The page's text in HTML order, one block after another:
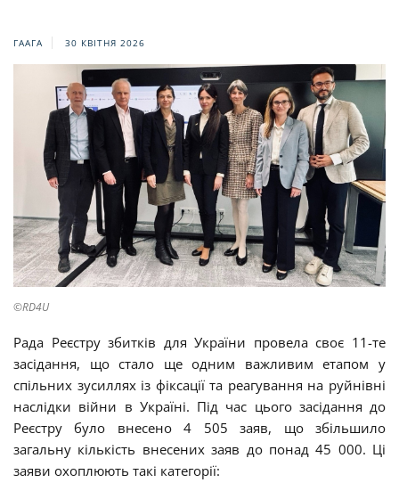
ГААГА 30 КВІТНЯ 2026
©RD4U
Рада Реєстру збитків для України провела своє 11-те
засідання, що стало ще одним важливим етапом у
спільних зусиллях із фіксації та реагування на руйнівні
наслідки війни в Україні. Під час цього засідання до
Реєстру було внесено 4 505 заяв, що збільшило
загальну кількість внесених заяв до понад 45 000. Ці
заяви охоплюють такі категорії: